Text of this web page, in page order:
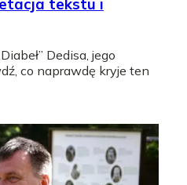
tekstu i
Dedisa, jego
co naprawdę kryje ten